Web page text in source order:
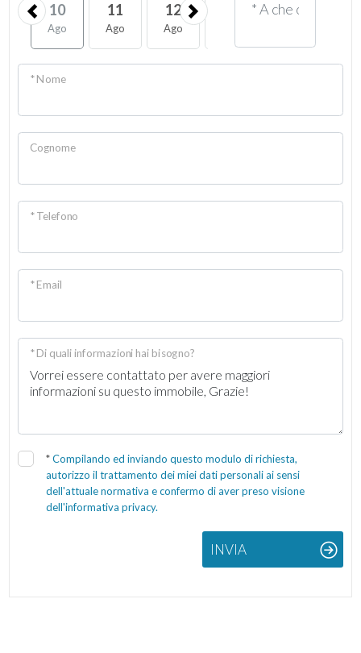
10
Ago
11
Ago
12
Ago
14
* Nome
Cognome
* Telefono
* Email
* Di quali informazioni hai bisogno?
*Compilando ed inviando questo modulo di richiesta,
autorizzo il trattamento dei miei dati personali ai sensi
dell'attuale normativa e confermo di aver preso visione
dell'informativa privacy.
INVIA